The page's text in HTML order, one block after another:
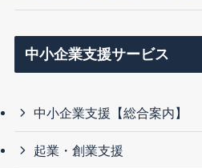
中小企業支援サービス
中小企業支援【総合案内】
起業・創業支援